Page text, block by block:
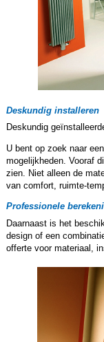
Deskundig installeren
Deskundig
U bent op zoek naar
mogelijkheden. Vooraf
zien. Niet alleen de
van comfort, ruimte-
Professionele
Daarnaast is het
design of een
offerte voor materiaal,